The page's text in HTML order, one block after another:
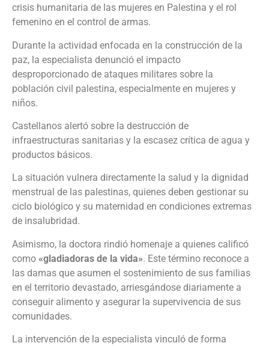
crisis humanitaria de las mujeres en Palestina y el rol
femenino en el control de armas.
Durante la actividad enfocada en la construcción de la
paz, la especialista denunció el impacto
desproporcionado de ataques militares sobre la
población civil palestina, especialmente en mujeres y
niños.
Castellanos alertó sobre la destrucción de
infraestructuras sanitarias y la escasez crítica de agua y
productos básicos.
La situación vulnera directamente la salud y la dignidad
menstrual de las palestinas, quienes deben gestionar su
ciclo biológico y su maternidad en condiciones extremas
de insalubridad.
Asimismo, la doctora rindió homenaje a quienes calificó
como «gladiadoras de la vida». Este término reconoce a
las damas que asumen el sostenimiento de sus familias
en el territorio devastado, arriesgándose diariamente a
conseguir alimento y asegurar la supervivencia de sus
comunidades.
La intervención de la especialista vinculó de forma